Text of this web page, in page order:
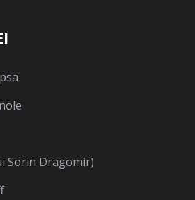
Sorin Dragomir)